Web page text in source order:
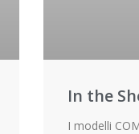
In the
I modelli